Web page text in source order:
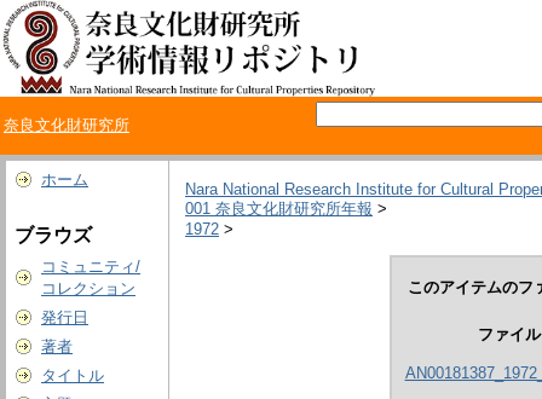
奈良文化財研究所
ホーム
ブラウズ
コミュニティ/
コレクション
発行日
著者
タイトル
Nara National Research Institute for Cultural
001 奈良文化財研究所年報 >
1972 >
このアイテムのフ
ファイル